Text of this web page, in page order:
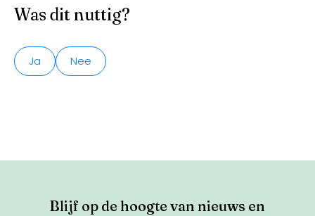
Was dit nuttig?
Ja Nee
Blijf op de hoogte van nieuws en